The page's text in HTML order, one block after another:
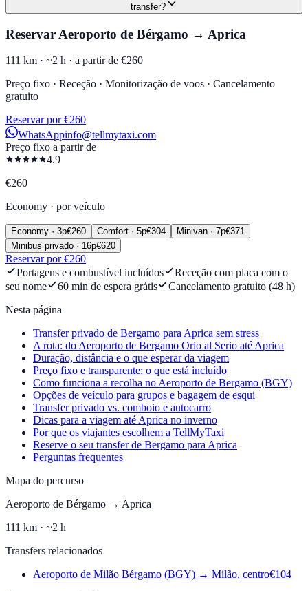
transfer?
Reservar Aeroporto de Bérgamo → Aprica
111 km · ~2 h · a partir de €260
Preço fixo · Receção · Monitorização de voos · Cancelamento
gratuito
Reservar por €260
WhatsAppinfo@tellmytaxi.com
Preço fixo a partir de
4.9
€260
Economy · por veículo
Economy · 3p€260 Comfort · 5p€304 Minivan · 7p€371
Minibus privado · 16p€620
Reservar por €260
Portagens e combustível incluídos
Receção com placa com o
seu nome
60 min de espera grátis
Cancelamento gratuito (48 h)
Nesta página
Transfer privado de Bergamo para Aprica sem stress
A rota: do Aeroporto de Bergamo Orio al Serio até Aprica
Duração, distância e o que esperar da viagem
Preço fixo e transparente: o que está incluído
Como funciona a recolha no Aeroporto de Bergamo (BGY)
Opções de veículo para grupos e bagagem de esqui
Transfer privado vs. comboio e autocarro
Dicas para a viagem até Aprica no inverno
Por que os viajantes escolhem a TellMyTaxi
Reserve o seu transfer de Bergamo para Aprica
Perguntas frequentes
Mapa do percurso
Aeroporto de Bérgamo → Aprica
111 km · ~2 h
Transfers relacionados
Aeroporto de Milão Bérgamo (BGY) → Milão, centro€104